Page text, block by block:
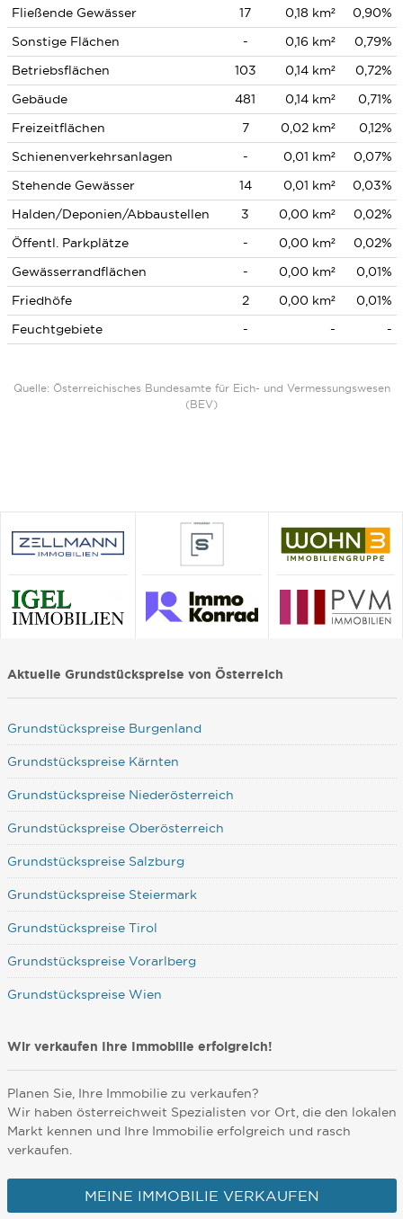
Fließende Gewässer 17 0,18 km²
0,90%
Sonstige Flächen
- 0,16 km²
0,79%
Betriebsflächen
103 0,14 km²
0,72%
Gebäude
481 0,14 km²
0,71%
Freizeitflächen
7 0,02 km²
0,12%
Schienenverkehrsanlagen
- 0,01 km²
0,07%
Stehende Gewässer
14 0,01 km²
0,03%
Halden/Deponien/Abbaustellen
3 0,00 km²
0,02%
Öffentl. Parkplätze
- 0,00 km²
0,02%
Gewässerrandflächen
- 0,00 km²
0,01%
Friedhöfe
2 0,00 km²
0,01%
Feuchtgebiete
- - -
Quelle: Österreichisches Bundesamte für Eich- und Vermessungswesen
(BEV)
Aktuelle Grundstückspreise von Österreich
Grundstückspreise Burgenland
Grundstückspreise Kärnten
Grundstückspreise Niederösterreich
Grundstückspreise Oberösterreich
Grundstückspreise Salzburg
Grundstückspreise Steiermark
Grundstückspreise Tirol
Grundstückspreise Vorarlberg
Grundstückspreise Wien
Wir verkaufen Ihre Immobilie erfolgreich!
Planen Sie, Ihre Immobilie zu verkaufen?
Wir haben österreichweit Spezialisten vor Ort, die den lokalen
Markt kennen und Ihre Immobilie erfolgreich und rasch
verkaufen.
MEINE IMMOBILIE VERKAUFEN